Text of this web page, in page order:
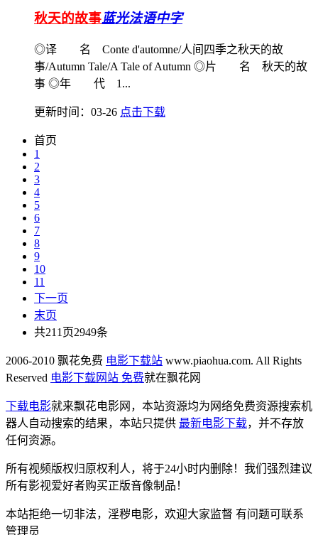
秋天的故事蓝光法语中字
◎译 名 Conte d'automne/人间四季之秋天的故
事/Autumn Tale/A Tale of Autumn ◎片 名 秋天的故
事 ◎年 代 1...
更新时间：03-26 点击下载
首页
1
2
3
4
5
6
7
8
9
10
11
下一页
末页
共211页2949条
2006-2010 飘花免费 电影下载站 www.piaohua.com. All Rights
Reserved 电影下载网站 免费就在飘花网
下载电影就来飘花电影网，本站资源均为网络免费资源搜索机
器人自动搜索的结果，本站只提供 最新电影下载，并不存放
任何资源。
所有视频版权归原权利人，将于24小时内删除！我们强烈建议
所有影视爱好者购买正版音像制品！
本站拒绝一切非法，淫秽电影，欢迎大家监督 有问题可联系
管理员